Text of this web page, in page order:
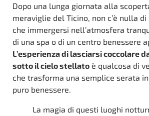
Dopo una lunga giornata alla
meraviglie del Ticino, non c’è nulla
che immergersi nell’atmosfera
di una spa o di un centro benessere
L’esperienza di lasciarsi coccolare
sotto il cielo stellato è qualcosa di
che trasforma una semplice serata
puro benessere.
La magia di questi luoghi